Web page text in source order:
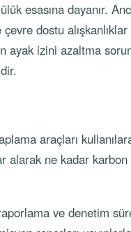
esasına dayanır.
dostu
ayak izini azaltma
araçları
ne kadar karbon
ve denetim